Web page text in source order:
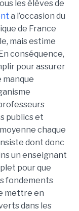
les élèves de
a l’occasion du
de France
mais estime
conséquence,
pour assurer
manque
publics et
chaque
dont donc
un enseignant
pour que
fondements
mettre en
dans les